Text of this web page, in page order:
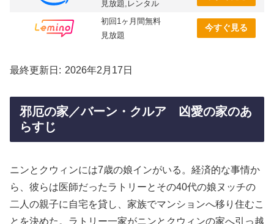
見放題,レンタル
初回1ヶ月間無料
見放題
今すぐ見る
最終更新日 2026年2月17日
邪厄の家／バーン・クルア 凶愛の家のあ
らすじ
ニンとクウィンには7歳の娘インがいる。経済的な事情か
ら、彼らは医師だったラトリーとその40代の娘ヌッチの
二人の親子に自宅を貸し、家族でマンションへ移り住むこ
とを決めた。ラトリー一家がニンとクウィンの家へ引っ越